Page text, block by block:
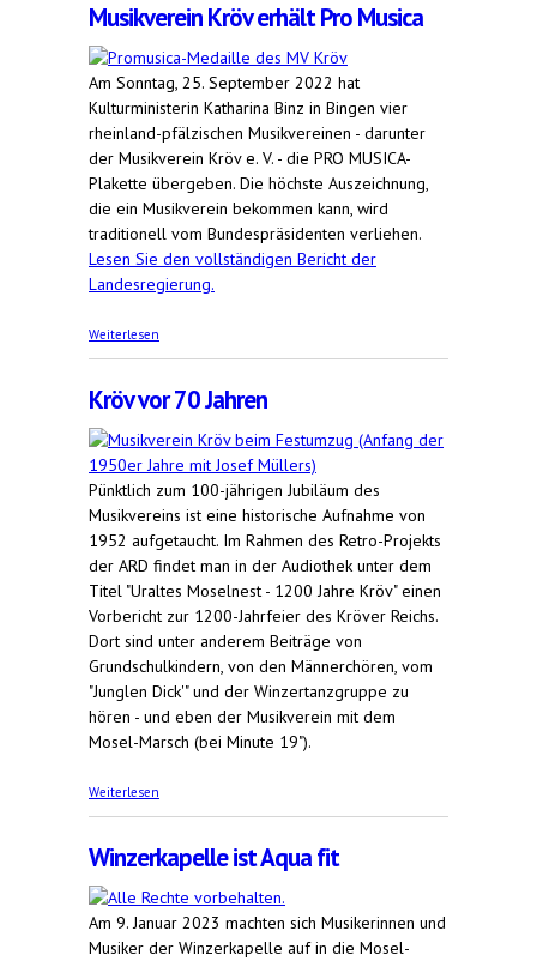
Musikverein Kröv erhält Pro Musica
Am Sonntag, 25. September 2022 hat
Kulturministerin Katharina Binz in Bingen vier
rheinland-pfälzischen Musikvereinen - darunter
der Musikverein Kröv e. V. - die PRO MUSICA-
Plakette übergeben. Die höchste Auszeichnung,
die ein Musikverein bekommen kann, wird
traditionell vom Bundespräsidenten verliehen.
Lesen Sie den vollständigen Bericht der
Landesregierung.
Weiterlesen
Kröv vor 70 Jahren
Pünktlich zum 100-jährigen Jubiläum des
Musikvereins ist eine historische Aufnahme von
1952 aufgetaucht. Im Rahmen des Retro-Projekts
der ARD findet man in der Audiothek unter dem
Titel "Uraltes Moselnest - 1200 Jahre Kröv" einen
Vorbericht zur 1200-Jahrfeier des Kröver Reichs.
Dort sind unter anderem Beiträge von
Grundschulkindern, von den Männerchören, vom
"Junglen Dick'" und der Winzertanzgruppe zu
hören - und eben der Musikverein mit dem
Mosel-Marsch (bei Minute 19").
Weiterlesen
Winzerkapelle ist Aqua fit
Am 9. Januar 2023 machten sich Musikerinnen und
Musiker der Winzerkapelle auf in die Mosel-